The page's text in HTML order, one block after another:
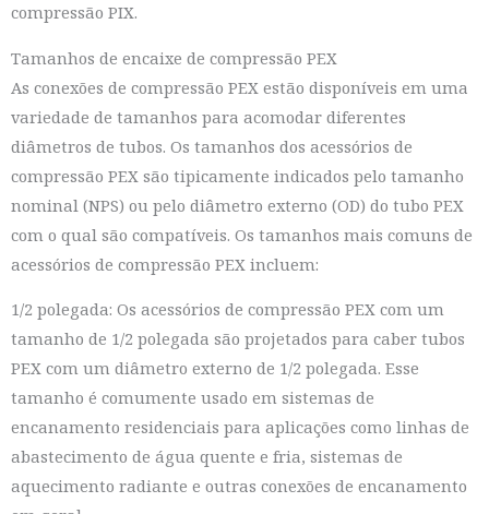
compressão PIX.
Tamanhos de encaixe de compressão PEX
As conexões de compressão PEX estão disponíveis em uma
variedade de tamanhos para acomodar diferentes
diâmetros de tubos. Os tamanhos dos acessórios de
compressão PEX são tipicamente indicados pelo tamanho
nominal (NPS) ou pelo diâmetro externo (OD) do tubo PEX
com o qual são compatíveis. Os tamanhos mais comuns de
acessórios de compressão PEX incluem:
1/2 polegada: Os acessórios de compressão PEX com um
tamanho de 1/2 polegada são projetados para caber tubos
PEX com um diâmetro externo de 1/2 polegada. Esse
tamanho é comumente usado em sistemas de
encanamento residenciais para aplicações como linhas de
abastecimento de água quente e fria, sistemas de
aquecimento radiante e outras conexões de encanamento